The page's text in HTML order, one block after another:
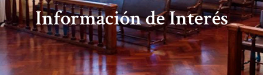
Información de Interés